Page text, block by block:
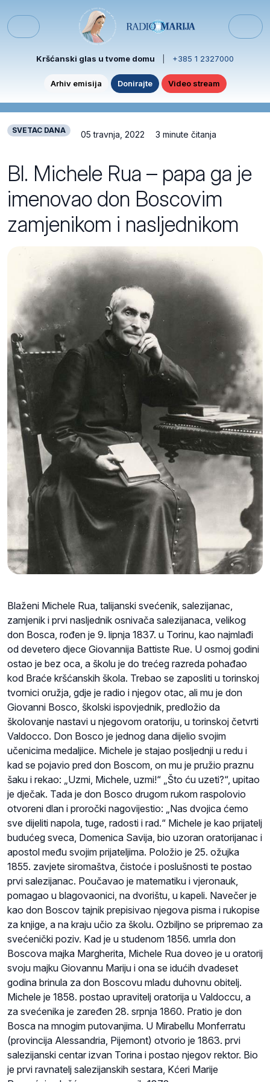
Menu
Kršćanski glas u tvome domu +385 1 2327000
Arhiv emisija Donirajte Video stream
SVETAC DANA 05 travnja, 2022 3 minute čitanja
Bl. Michele Rua – papa ga je
imenovao don Boscovim
zamjenikom i nasljednikom
Blaženi Michele Rua, talijanski svećenik, salezijanac,
zamjenik i prvi nasljednik osnivača salezijanaca, velikog
don Bosca, rođen je 9. lipnja 1837. u Torinu, kao najmlađi
od devetero djece Giovannija Battiste Rue. U osmoj godini
ostao je bez oca, a školu je do trećeg razreda pohađao
kod Braće kršćanskih škola. Trebao se zaposliti u torinskoj
tvornici oružja, gdje je radio i njegov otac, ali mu je don
Giovanni Bosco, školski ispovjednik, predložio da
školovanje nastavi u njegovom oratoriju, u torinskoj četvrti
Valdocco. Don Bosco je jednog dana dijelio svojim
učenicima medaljice. Michele je stajao posljednji u redu i
kad se pojavio pred don Boscom, on mu je pružio praznu
šaku i rekao: „Uzmi, Michele, uzmi!“ „Što ću uzeti?“, upitao
je dječak. Tada je don Bosco drugom rukom raspolovio
otvoreni dlan i proročki nagovijestio: „Nas dvojica ćemo
sve dijeliti napola, tuge, radosti i rad.“ Michele je kao prijatelj
budućeg sveca, Domenica Savija, bio uzoran oratorijanac i
apostol među svojim prijateljima. Položio je 25. ožujka
1855. zavjete siromaštva, čistoće i poslušnosti te postao
prvi salezijanac. Poučavao je matematiku i vjeronauk,
pomagao u blagovaonici, na dvorištu, u kapeli. Navečer je
kao don Boscov tajnik prepisivao njegova pisma i rukopise
za knjige, a na kraju učio za školu. Ozbiljno se pripremao za
svećenički poziv. Kad je u studenom 1856. umrla don
Boscova majka Margherita, Michele Rua doveo je u oratorij
svoju majku Giovannu Mariju i ona se idućih dvadeset
godina brinula za don Boscovu mladu duhovnu obitelj.
Michele je 1858. postao upravitelj oratorija u Valdoccu, a
za svećenika je zaređen 28. srpnja 1860. Pratio je don
Bosca na mnogim putovanjima. U Mirabellu Monferratu
(provincija Alessandria, Pijemont) otvorio je 1863. prvi
salezijanski centar izvan Torina i postao njegov rektor. Bio
je prvi ravnatelj salezijanskih sestara, Kćeri Marije